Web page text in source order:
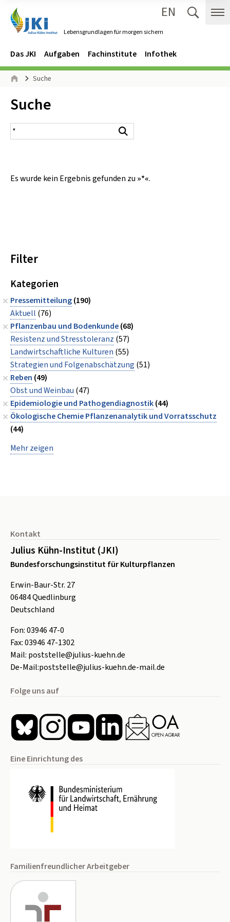
Lebensgrundlagen für morgen sichern
EN
Navigation
Hauptmenü
Das JKI Aufgaben Fachinstitute Infothek
Seitenpfad
Suche
Inhalt:
Suche
Suchergebnis
Es wurde kein Ergebnis gefunden zu »*«.
Filter
Kategorien
Pressemitteilung(190)
Aktuell (76)
Pflanzenbau und Bodenkunde(68)
Resistenz und Stresstoleranz (57)
Landwirtschaftliche Kulturen (55)
Strategien und Folgenabschätzung (51)
Reben (49)
Obst und Weinbau (47)
Epidemiologie und Pathogendiagnostik(44)
Ökologische Chemie Pflanzenanalytik und Vorratsschutz
(44)
Mehr zeigen
Kontakt
Julius Kühn-Institut (JKI)
Bundesforschungsinstitut für Kulturpflanzen
Erwin-Baur-Str. 27
06484Quedlinburg
Deutschland
Fon:03946 47-0
Fax:03946 47-1302
Mail: poststelle@julius-kuehn.de
De-Mail:poststelle@julius-kuehn.de-mail.de
Folge uns auf
Eine Einrichtung des
Familienfreundlicher Arbeitgeber